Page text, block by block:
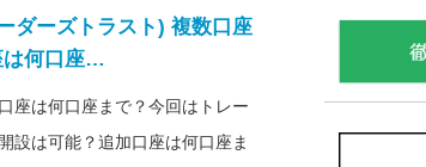
ダーズトラスト) 複数口座
は何口座…
座は何口座まで？今回はトレー
設は可能？追加口座は何口座ま